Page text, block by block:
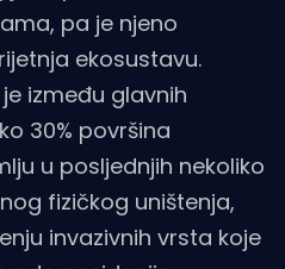
pa je njeno
ekosustavu.
između glavnih
30% površina
u posljednjih nekoliko
fizičkog uništenja,
invazivnih vrsta koje